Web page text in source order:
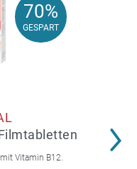
70%
GESPART
70%
GESPART
Vitamin B12.